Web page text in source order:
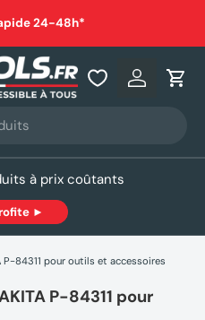
24-48h*
Se
à prix coûtants
►
P-84311 pour outils et accessoires
P-84311 pour